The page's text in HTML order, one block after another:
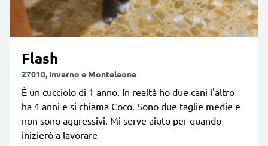
Flash
27010, Inverno e Monteleone
È un cucciolo di 1 anno. In realtà ho due cani l'altro
ha 4 anni e si chiama Coco. Sono due taglie medie e
non sono aggressivi. Mi serve aiuto per quando
inizierò a lavorare